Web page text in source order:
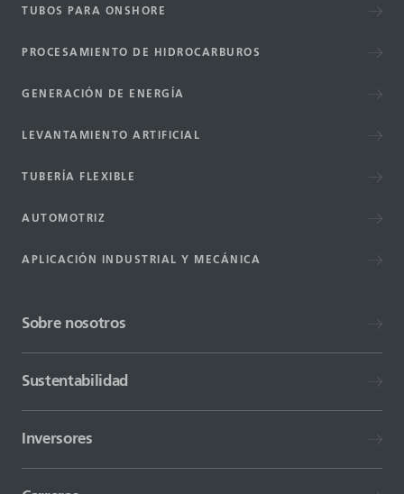
TUBOS PARA ONSHORE
PROCESAMIENTO DE HIDROCARBUROS
GENERACIÓN DE ENERGÍA
LEVANTAMIENTO ARTIFICIAL
TUBERÍA FLEXIBLE
AUTOMOTRIZ
APLICACIÓN INDUSTRIAL Y MECÁNICA
Sobre nosotros
Sustentabilidad
Inversores